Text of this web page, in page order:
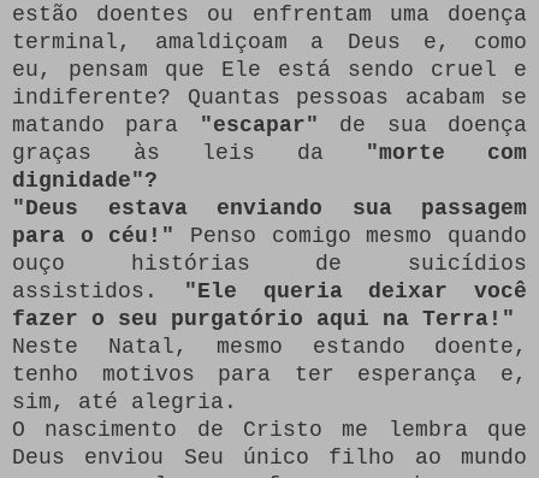
estão doentes ou enfrentam uma doença
terminal, amaldiçoam a Deus e, como
eu, pensam que Ele está sendo cruel e
indiferente?
Quantas pessoas acabam se
matando para "escapar" de sua doença
graças às leis da "morte com
dignidade"?
"Deus estava enviando sua passagem
para o céu!" Penso comigo mesmo quando
ouço histórias de suicídios
assistidos.
"Ele queria deixar você
fazer o seu purgatório aqui na Terra!"
Neste Natal, mesmo estando doente,
tenho motivos para ter esperança e,
sim, até alegria.
O nascimento de Cristo me lembra que
Deus enviou Seu único filho ao mundo